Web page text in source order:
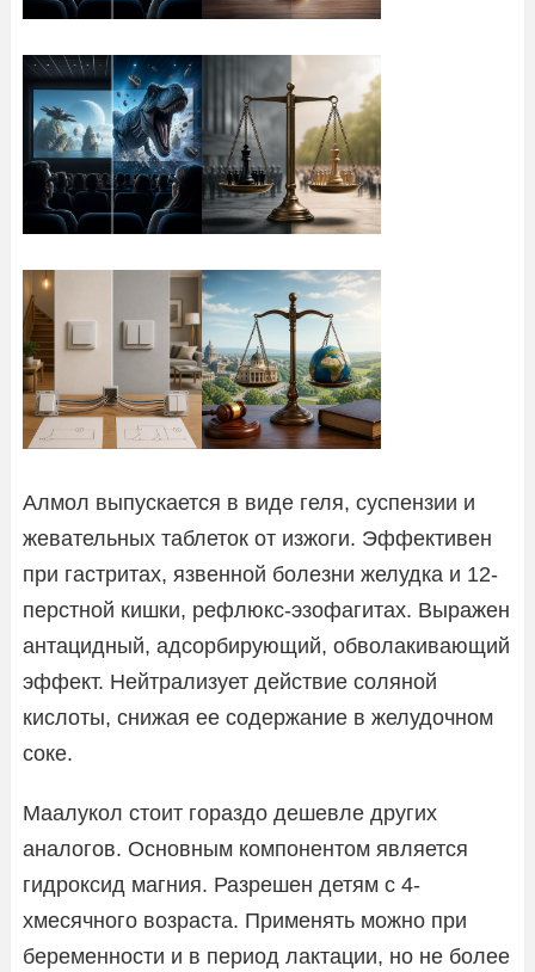
Алмол выпускается в виде геля, суспензии и
жевательных таблеток от изжоги. Эффективен
при гастритах, язвенной болезни желудка и 12-
перстной кишки, рефлюкс-эзофагитах. Выражен
антацидный, адсорбирующий, обволакивающий
эффект. Нейтрализует действие соляной
кислоты, снижая ее содержание в желудочном
соке.
Маалукол стоит гораздо дешевле других
аналогов. Основным компонентом является
гидроксид магния. Разрешен детям с 4-
хмесячного возраста. Применять можно при
беременности и в период лактации, но не более